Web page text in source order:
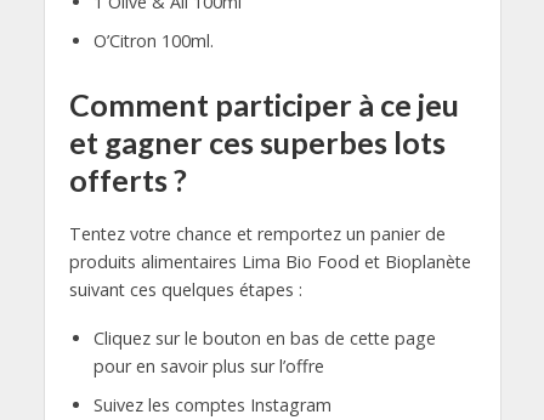
O’Citron 100ml.
Comment participer à ce jeu
et gagner ces superbes lots
offerts ?
Tentez votre chance et remportez un panier de
produits alimentaires Lima Bio Food et Bioplanète
suivant ces quelques étapes :
Cliquez sur le bouton en bas de cette page
pour en savoir plus sur l’offre
Suivez les comptes Instagram